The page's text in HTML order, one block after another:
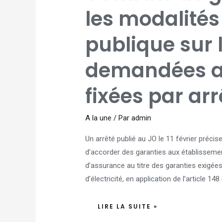
les
publique sur
demandées
fixées par
A la une / Paradmin
Un arrêté publié au JO le 11 février
d’accorder des garanties aux
d’assurance au titre des garanties
d’électricité, en application de l’article
LES
MODALITÉS
GARANTIE
PUBLIQUE
SUR
CAUTIONS
DEMANDÉES
AUX
FIXÉES
PAR
ARRÊTÉ
LIRE LA SUITE »